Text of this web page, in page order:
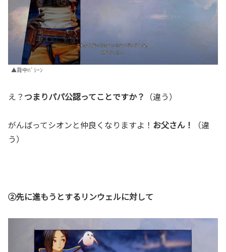
▲背中ﾊﾞｼｰﾝ
え？ つまりパパ公認ってことですか？ （違う）
がんばってシオンと仲良くなりますよ！ お父さん！
（違
う）
②先に進もうとするリンウェルに対して